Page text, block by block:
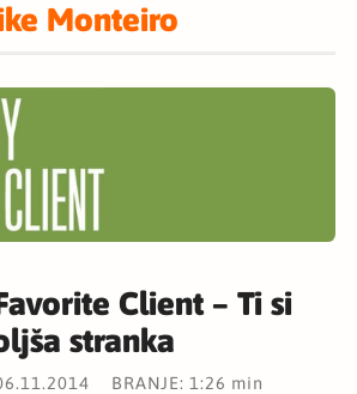
Spletna dostopnost
Imenik
Monteiro
Client – Ti si
stranka
BRANJE: 1:26 min